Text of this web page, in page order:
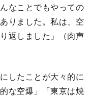
なことでもやっての
りました。私は、空
返しました」（肉声
したことが大々的に
な空爆」「東京は焼